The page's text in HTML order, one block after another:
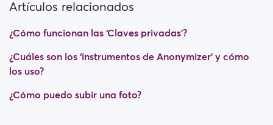
Artículos relacionados
¿Cómo funcionan las ‘Claves privadas’?
¿Cuáles son los ‘instrumentos de Anonymizer’ y cómo
los uso?
¿Cómo puedo subir una foto?